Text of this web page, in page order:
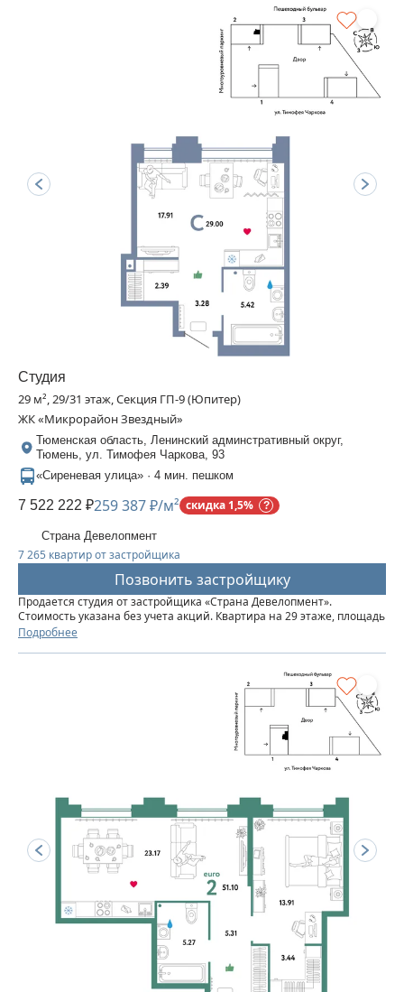
Студия
29 м², 29/31 этаж, Секция ГП-9 (Юпитер)
ЖК «Микрорайон Звездный»
Тюменская область, Ленинский админстративный округ,
Тюмень, ул. Тимофея Чаркова, 93
«Сиреневая улица» · 4 мин. пешком
7 522 222 ₽259 387 ₽/м² скидка 1,5%
Страна Девелопмент
7 265 квартир от застройщика
Позвонить застройщику
Продается студия от застройщика «Страна Девелопмент».
Стоимость указана без учета акций. Квартира на 29 этаже, площадь
квартиры 29 кв. м. Сдача — в 3 квартале 2025 года. Четыре 32-
Подробнее